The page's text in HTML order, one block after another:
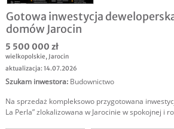
Gotowa inwestycja
domów Jarocin
5 500 000 zł
wielkopolskie, Jarocin
aktualizacja: 14.07.2026
Szukam inwestora: Budownictwo
Na sprzedaż kompleksowo przygotowana
La Perla” zlokalizowana w Jarocinie w spokojnej i